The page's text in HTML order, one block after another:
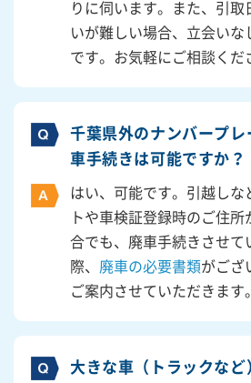
りに伺います。また、引
いが難しい場合、立会い
です。お気軽にご相談くだ
千葉県外のナンバープ
車手続きは可能ですか？
はい、可能です。引越し
トや車検証登録時のご住
合でも、廃車手続きさせて
際、 廃車の必要書類がござ
ご案内させていただきます。
大きな車（トラックな